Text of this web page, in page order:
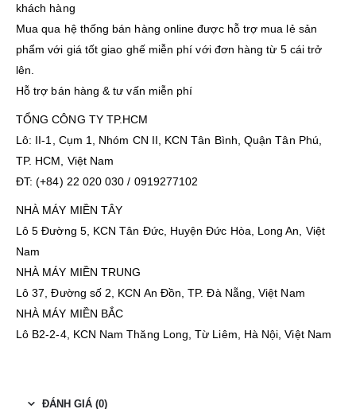
khách hàng
Mua qua hệ thống bán hàng online được hỗ trợ mua lẻ sản
phẩm với giá tốt giao ghế miễn phí với đơn hàng từ 5 cái trở
lên.
Hỗ trợ bán hàng & tư vấn miễn phí
TỔNG CÔNG TY TP.HCM
Lô: II-1, Cụm 1, Nhóm CN II, KCN Tân Bình, Quận Tân Phú,
TP. HCM, Việt Nam
ĐT: (+84) 22 020 030 / 0919277102
NHÀ MÁY MIỀN TÂY
Lô 5 Đường 5, KCN Tân Đức, Huyện Đức Hòa, Long An, Việt
Nam
NHÀ MÁY MIỀN TRUNG
Lô 37, Đường số 2, KCN An Đồn, TP. Đà Nẵng, Việt Nam
NHÀ MÁY MIỀN BẮC
Lô B2-2-4, KCN Nam Thăng Long, Từ Liêm, Hà Nội, Việt Nam
ĐÁNH GIÁ (0)